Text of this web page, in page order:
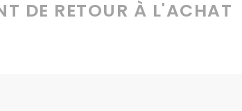
DE RETOUR À L'ACHAT